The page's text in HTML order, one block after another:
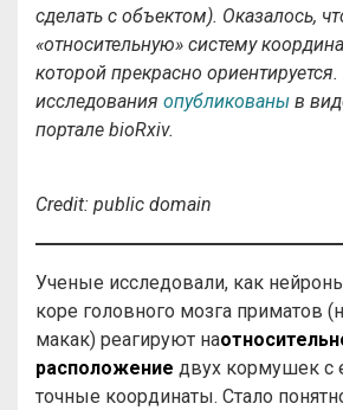
сделать с объектом). Оказалось,
«относительную» систему
которой прекрасно ориентируется.
исследования опубликованы в
портале bioRxiv.
Credit: public domain
Ученые исследовали, как
коре головного мозга приматов
макак) реагируют на
расположение двух кормушек с
точные координаты. Стало